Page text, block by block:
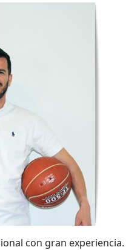
con gran experiencia.